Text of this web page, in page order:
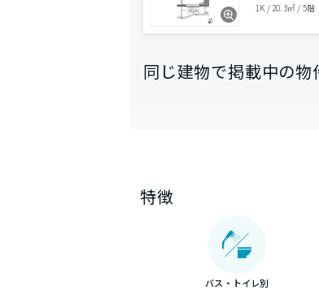
1K / 20.3㎡ / 5階
同じ建物で掲載中の物
特徴
バス・トイレ別